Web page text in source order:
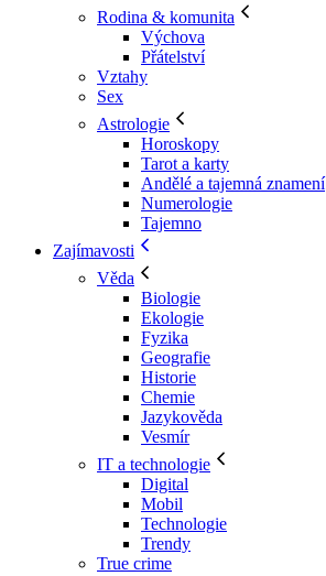
Rodina & komunita
Výchova
Přátelství
Vztahy
Sex
Astrologie
Horoskopy
Tarot a karty
Andělé a tajemná znamení
Numerologie
Tajemno
Zajímavosti
Věda
Biologie
Ekologie
Fyzika
Geografie
Historie
Chemie
Jazykověda
Vesmír
IT a technologie
Digital
Mobil
Technologie
Trendy
True crime